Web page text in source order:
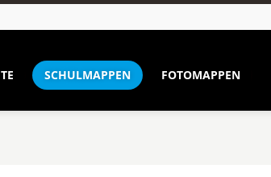
SCHULMAPPEN FOTOMAPPEN